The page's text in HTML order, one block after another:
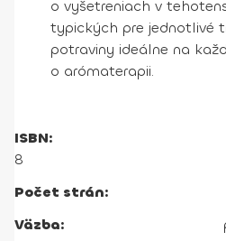
o vyšetreniach v
typických pre jednotlivé
potraviny ideálne na
o arómaterapii.
ISBN:
978-80-
8
Počet strán:
Väzba: